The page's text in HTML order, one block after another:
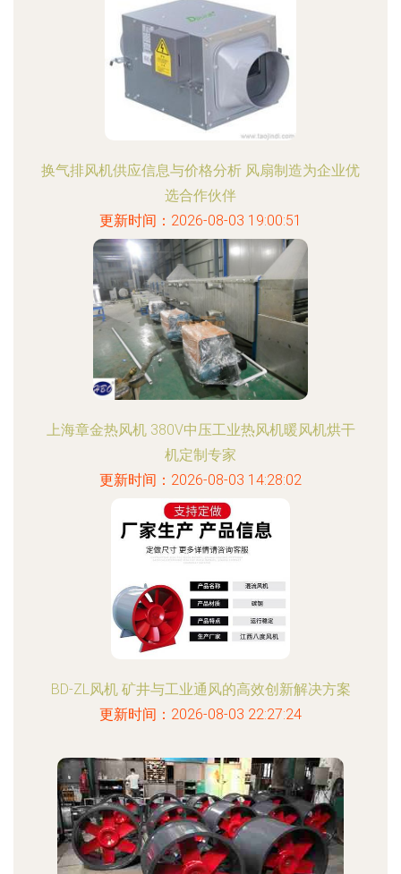
换气排风机供应信息与价格分析 风扇制造为企业优
选合作伙伴
更新时间：2026-08-03 19:00:51
上海章金热风机 380V中压工业热风机暖风机烘干
机定制专家
更新时间：2026-08-03 14:28:02
BD-ZL风机 矿井与工业通风的高效创新解决方案
更新时间：2026-08-03 22:27:24